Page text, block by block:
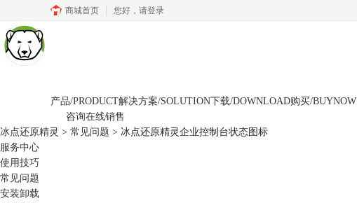
商城首页 您好， 请登录
产品/PRODUCT解决方案/SOLUTION下载/DOWNLOAD购买/BUYNOW
咨询在线销售
冰点还原精灵 > 常见问题 > 冰点还原精灵企业控制台状态图标
服务中心
使用技巧
常见问题
安装卸载